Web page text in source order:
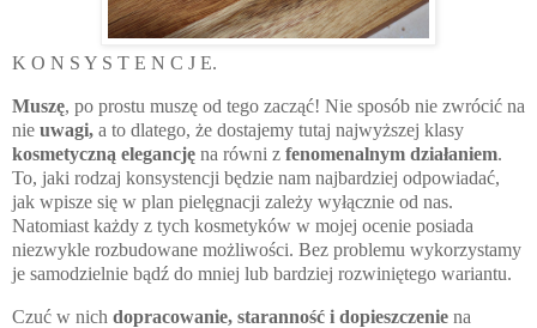
K O N S Y S T E N C J E.
Muszę, po prostu muszę od tego zacząć! Nie sposób nie zwrócić na
nie uwagi, a to dlatego, że dostajemy tutaj najwyższej klasy
kosmetyczną elegancję na równi z fenomenalnym działaniem.
To, jaki rodzaj konsystencji będzie nam najbardziej odpowiadać,
jak wpisze się w plan pielęgnacji zależy wyłącznie od nas.
Natomiast każdy z tych kosmetyków w mojej ocenie posiada
niezwykle rozbudowane możliwości. Bez problemu wykorzystamy
je samodzielnie bądź do mniej lub bardziej rozwiniętego wariantu.
Czuć w nich dopracowanie, staranność i dopieszczenie na